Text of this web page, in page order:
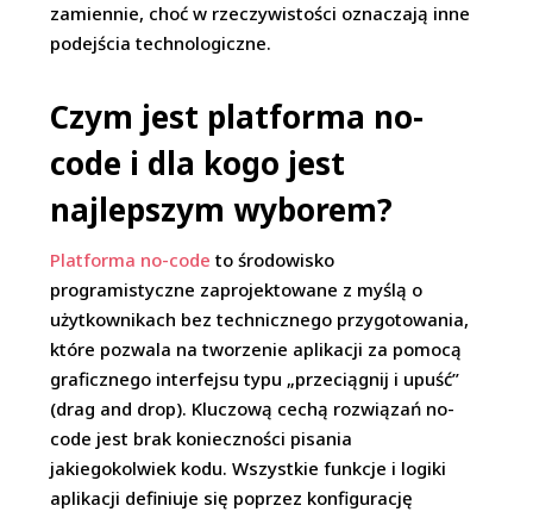
zamiennie, choć w rzeczywistości oznaczają inne
podejścia technologiczne.
Czym jest platforma no-
code i dla kogo jest
najlepszym wyborem?
Platforma no-code to środowisko
programistyczne zaprojektowane z myślą o
użytkownikach bez technicznego przygotowania,
które pozwala na tworzenie aplikacji za pomocą
graficznego interfejsu typu „przeciągnij i upuść”
(drag and drop). Kluczową cechą rozwiązań no-
code jest brak konieczności pisania
jakiegokolwiek kodu. Wszystkie funkcje i logiki
aplikacji definiuje się poprzez konfigurację